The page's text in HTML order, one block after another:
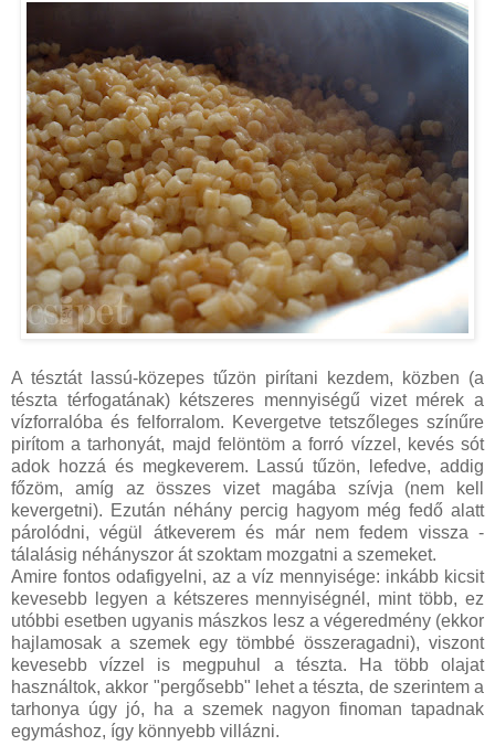
A tésztát lassú-közepes tűzön pirítani kezdem, közben (a
tészta térfogatának) kétszeres mennyiségű vizet mérek a
vízforralóba és felforralom. Kevergetve tetszőleges színűre
pirítom a tarhonyát, majd felöntöm a forró vízzel, kevés sót
adok hozzá és megkeverem. Lassú tűzön, lefedve, addig
főzöm, amíg az összes vizet magába szívja (nem kell
kevergetni). Ezután néhány percig hagyom még fedő alatt
párolódni, végül átkeverem és már nem fedem vissza -
tálalásig néhányszor át szoktam mozgatni a szemeket.
Amire fontos odafigyelni, az a víz mennyisége: inkább kicsit
kevesebb legyen a kétszeres mennyiségnél, mint több, ez
utóbbi esetben ugyanis mászkos lesz a végeredmény (ekkor
hajlamosak a szemek egy tömbbé összeragadni), viszont
kevesebb vízzel is megpuhul a tészta. Ha több olajat
használtok, akkor "pergősebb" lehet a tészta, de szerintem a
tarhonya úgy jó, ha a szemek nagyon finoman tapadnak
egymáshoz, így könnyebb villázni.